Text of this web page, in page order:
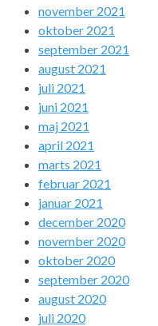
november 2021
oktober 2021
september 2021
august 2021
juli 2021
juni 2021
maj 2021
april 2021
marts 2021
februar 2021
januar 2021
december 2020
november 2020
oktober 2020
september 2020
august 2020
juli 2020